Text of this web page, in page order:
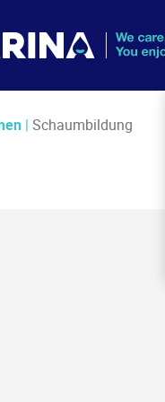
| Schaumbildung